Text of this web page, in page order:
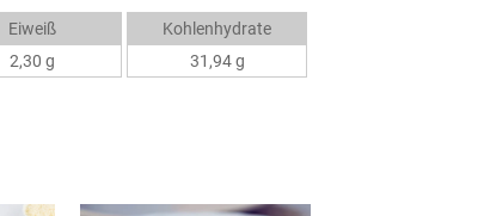
Eiweiß
2,30 g
Kohlenhydrate
31,94 g